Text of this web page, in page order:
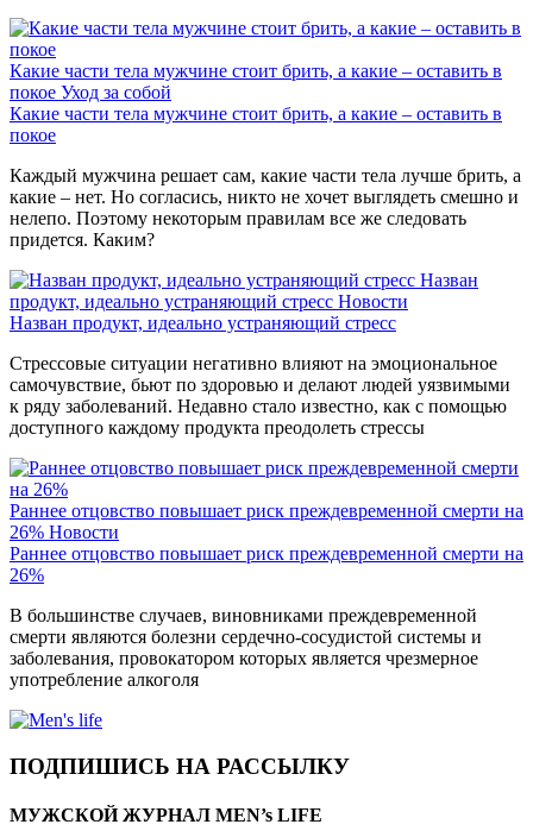
Какие части тела мужчине стоит брить, а какие – оставить в
покое Уход за собой
Какие части тела мужчине стоит брить, а какие – оставить в
покое
Каждый мужчина решает сам, какие части тела лучше брить, а
какие – нет. Но согласись, никто не хочет выглядеть смешно и
нелепо. Поэтому некоторым правилам все же следовать
придется. Каким?
Назван
продукт, идеально устраняющий стресс Новости
Назван продукт, идеально устраняющий стресс
Стрессовые ситуации негативно влияют на эмоциональное
самочувствие, бьют по здоровью и делают людей уязвимыми
к ряду заболеваний. Недавно стало известно, как с помощью
доступного каждому продукта преодолеть стрессы
Раннее отцовство повышает риск преждевременной смерти на
26% Новости
Раннее отцовство повышает риск преждевременной смерти на
26%
В большинстве случаев, виновниками преждевременной
смерти являются болезни сердечно-сосудистой системы и
заболевания, провокатором которых является чрезмерное
употребление алкоголя
ПОДПИШИСЬ НА РАССЫЛКУ
МУЖСКОЙ ЖУРНАЛ MEN’s LIFE